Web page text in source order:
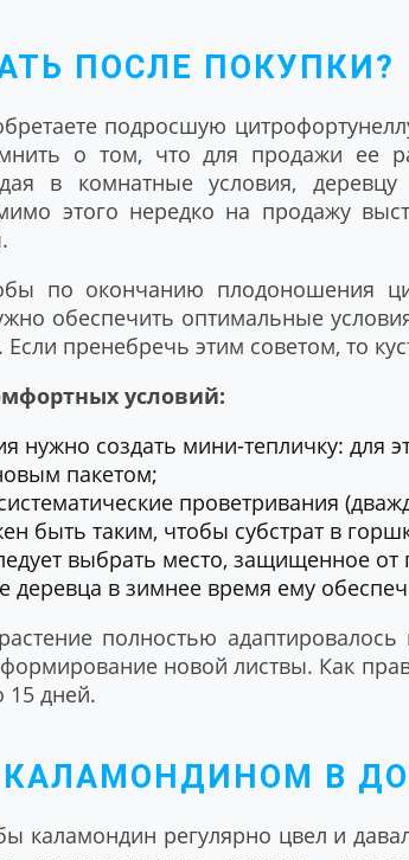
ПОСЛЕ ПОКУПКИ?
подросшую
о том, что для продажи ее
в комнатные условия,
этого нередко на продажу
по окончанию плодоношения
обеспечить оптимальные
Если пренебречь этим советом, то
условий:
нужно создать мини-тепличку: для
пакетом;
проветривания
быть таким, чтобы субстрат в
выбрать место, защищенное
деревца в зимнее время ему
полностью
формирование новой листвы. Как
15 дней.
КАЛАМОНДИНОМ В
каламондин регулярно цвел и